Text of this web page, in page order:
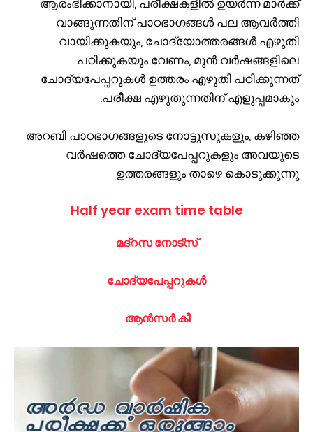
ആരംഭിക്കാനായി, പരീക്ഷകളിൽ ഉയർന്ന മാർക്ക്
വാങ്ങുന്നതിന് പാഠഭാഗങ്ങൾ പല ആവർത്തി
വായിക്കുകയും, ചോദ്യോത്തരങ്ങൾ എഴുതി
പഠിക്കുകയും വേണം, മുൻ വർഷങ്ങളിലെ
ചോദ്യപേപ്പറുകൾ ഉത്തരം എഴുതി പഠിക്കുന്നത്
പരീക്ഷ എഴുതുന്നതിന് എളുപ്പമാകും.
അറബി പാഠഭാഗങ്ങളുടെ നോട്ടുസുകളും, കഴിഞ്ഞ
വർഷത്തെ ചോദ്യപേപ്പറുകളും അവയുടെ
ഉത്തരങ്ങളും താഴെ കൊടുക്കുന്നു
Half year exam time table
മദ്റസ നോട്സ്
ചോദ്യപേപ്പറുകൾ
ആൻസർ കീ